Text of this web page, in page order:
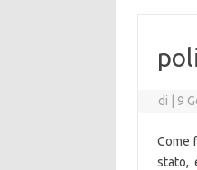
di 9
Come
stato,